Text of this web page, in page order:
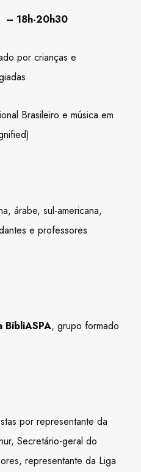
– 18h-20h30
por crianças e
Brasileiro e música em
árabe, sul-americana,
e professores
BibliASPA, grupo formado
por representante da
Secretário-geral do
representante da Liga